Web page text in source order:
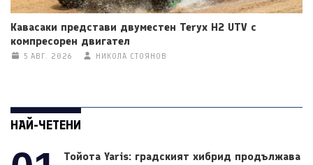
Кавасаки представи двуместен Teryx H2 UTV с
компресорен двигател
5 АВГ. 2026 НИКОЛА СТОЯНОВ
НАЙ-ЧЕТЕНИ
Тойота Yaris: градският хибрид продължава